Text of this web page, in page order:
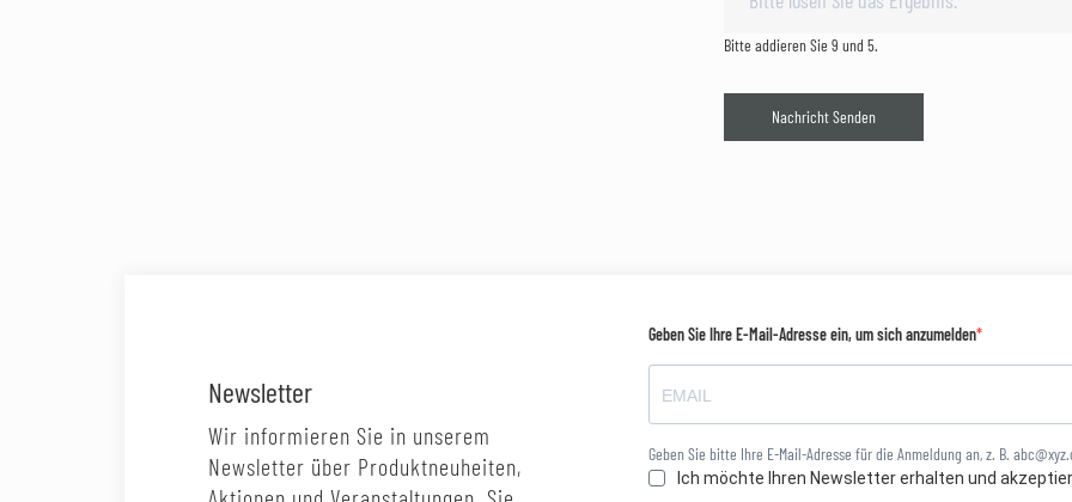
Bitte addieren Sie 9 und 5.
Nachricht Senden
Newsletter
Wir informieren Sie in unserem
Newsletter über Produktneuheiten,
Geben Sie Ihre E-Mail-Adresse ein, um sich anzumelden
Geben Sie bitte Ihre E-Mail-Adresse für die Anmeldung an, z. B.
Ich möchte Ihren Newsletter erhalten und